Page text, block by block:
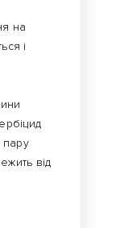
на
і
пару
від